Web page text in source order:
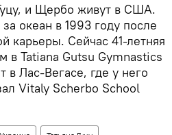
и Щербо живут в США.
океан в 1993 году после
карьеры. Сейчас 41-летняя
в Tatiana Gutsu Gymnastics
Лас-Вегасе, где у него
Vitaly Scherbo School